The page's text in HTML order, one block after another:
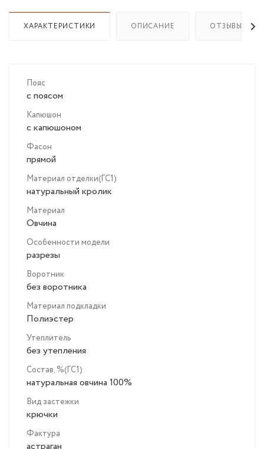
ХАРАКТЕРИСТИКИ ОПИСАНИЕ ОТЗЫВЫ
Пояс
с поясом
Капюшон
с капюшоном
Фасон
прямой
Материал отделки(ГС1)
натуральный кролик
Материал
Овчина
Особенности модели
разрезы
Воротник
без воротника
Материал подкладки
Полиэстер
Утеплитель
без утепления
Состав, %(ГС1)
натуральная овчина 100%
Вид застежки
крючки
Фактура